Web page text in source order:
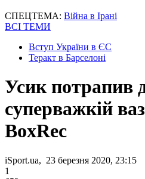
СПЕЦТЕМА: Війна в Ірані
ВСІ ТЕМИ
Вступ України в ЄС
Теракт в Барселоні
Усик потрапив
суперважкій
BoxRec
iSport.ua, 23 березня 2020, 23:15
1